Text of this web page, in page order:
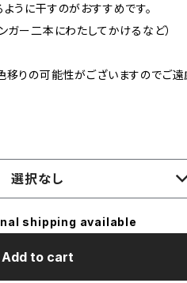
うに干すのがおすすめです。
ガー二本にわたしてかけるなど）
りの可能性がございますのでご遠
選択なし
shipping available
Add to cart